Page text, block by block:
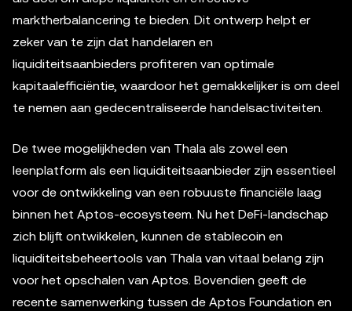
marktherbalancering te bieden. Dit ontwerp helpt er
zeker van te zijn dat handelaren en
liquiditeitsaanbieders profiteren van optimale
kapitaalefficiëntie, waardoor het gemakkelijker is om deel
te nemen aan gedecentraliseerde handelsactiviteiten.
De twee mogelijkheden van Thala als zowel een
leenplatform als een liquiditeitsaanbieder zijn essentieel
voor de ontwikkeling van een robuuste financiële laag
binnen het Aptos-ecosysteem. Nu het DeFi-landschap
zich blijft ontwikkelen, kunnen de stablecoin en
liquiditeitsbeheertools van Thala van vitaal belang zijn
voor het opschalen van Aptos. Bovendien geeft de
recente samenwerking tussen de Aptos Foundation en